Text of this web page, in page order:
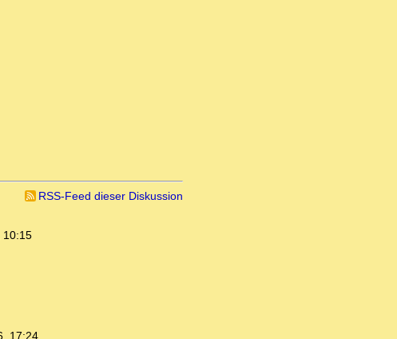
RSS-Feed dieser Diskussion
10:15
17:24